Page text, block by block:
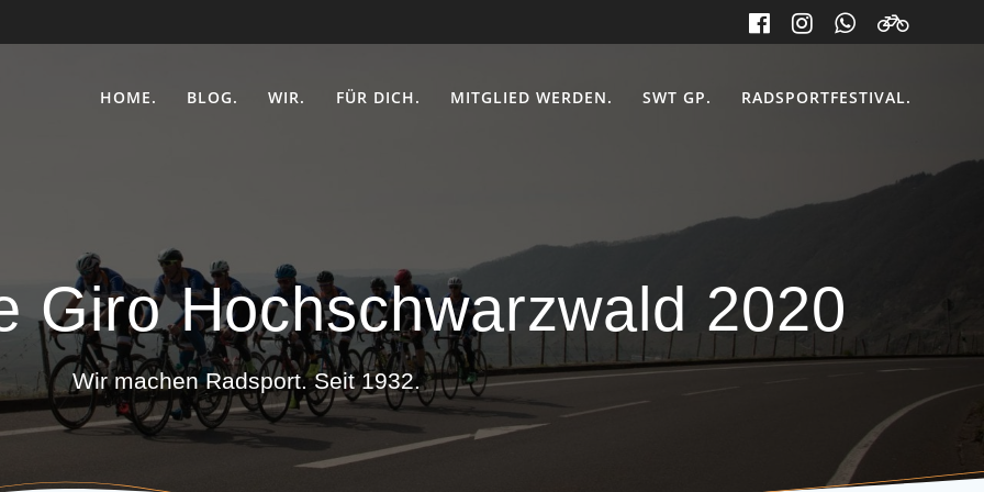
HOME. BLOG. WIR. FÜR DICH. MITGLIED WERDEN. SWT GP. RADSPORTFESTIVAL.
Giro Hochschwarzwald 2020
Wir machen Radsport. Seit 1932.